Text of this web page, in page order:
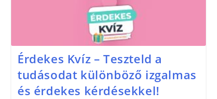
Érdekes Kvíz – Teszteld a
tudásodat különböző izgalmas
és érdekes kérdésekkel!